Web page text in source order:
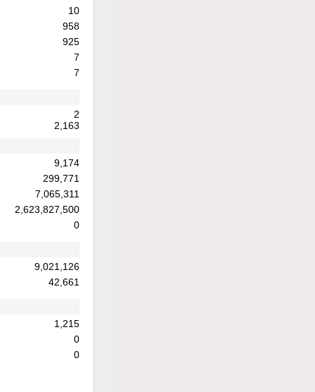
10
958
925
7
7
2
2,163
9,174
299,771
7,065,311
2,623,827,500
0
9,021,126
42,661
1,215
0
0